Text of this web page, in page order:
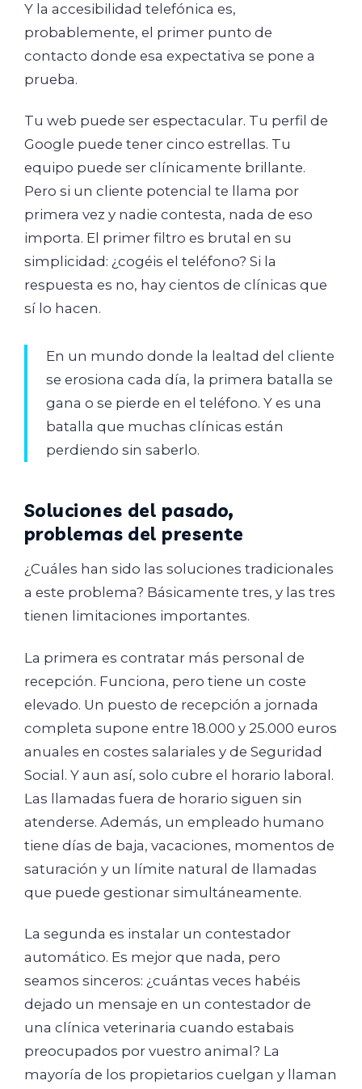
Y la accesibilidad telefónica es,
probablemente, el primer punto de
contacto donde esa expectativa se pone a
prueba.
Tu web puede ser espectacular. Tu perfil de
Google puede tener cinco estrellas. Tu
equipo puede ser clínicamente brillante.
Pero si un cliente potencial te llama por
primera vez y nadie contesta, nada de eso
importa. El primer filtro es brutal en su
simplicidad: ¿cogéis el teléfono? Si la
respuesta es no, hay cientos de clínicas que
sí lo hacen.
En un mundo donde la lealtad del cliente
se erosiona cada día, la primera batalla se
gana o se pierde en el teléfono. Y es una
batalla que muchas clínicas están
perdiendo sin saberlo.
Soluciones del pasado,
problemas del presente
¿Cuáles han sido las soluciones tradicionales
a este problema? Básicamente tres, y las tres
tienen limitaciones importantes.
La primera es contratar más personal de
recepción. Funciona, pero tiene un coste
elevado. Un puesto de recepción a jornada
completa supone entre 18.000 y 25.000 euros
anuales en costes salariales y de Seguridad
Social. Y aun así, solo cubre el horario laboral.
Las llamadas fuera de horario siguen sin
atenderse. Además, un empleado humano
tiene días de baja, vacaciones, momentos de
saturación y un límite natural de llamadas
que puede gestionar simultáneamente.
La segunda es instalar un contestador
automático. Es mejor que nada, pero
seamos sinceros: ¿cuántas veces habéis
dejado un mensaje en un contestador de
una clínica veterinaria cuando estabais
preocupados por vuestro animal? La
mayoría de los propietarios cuelgan y llaman